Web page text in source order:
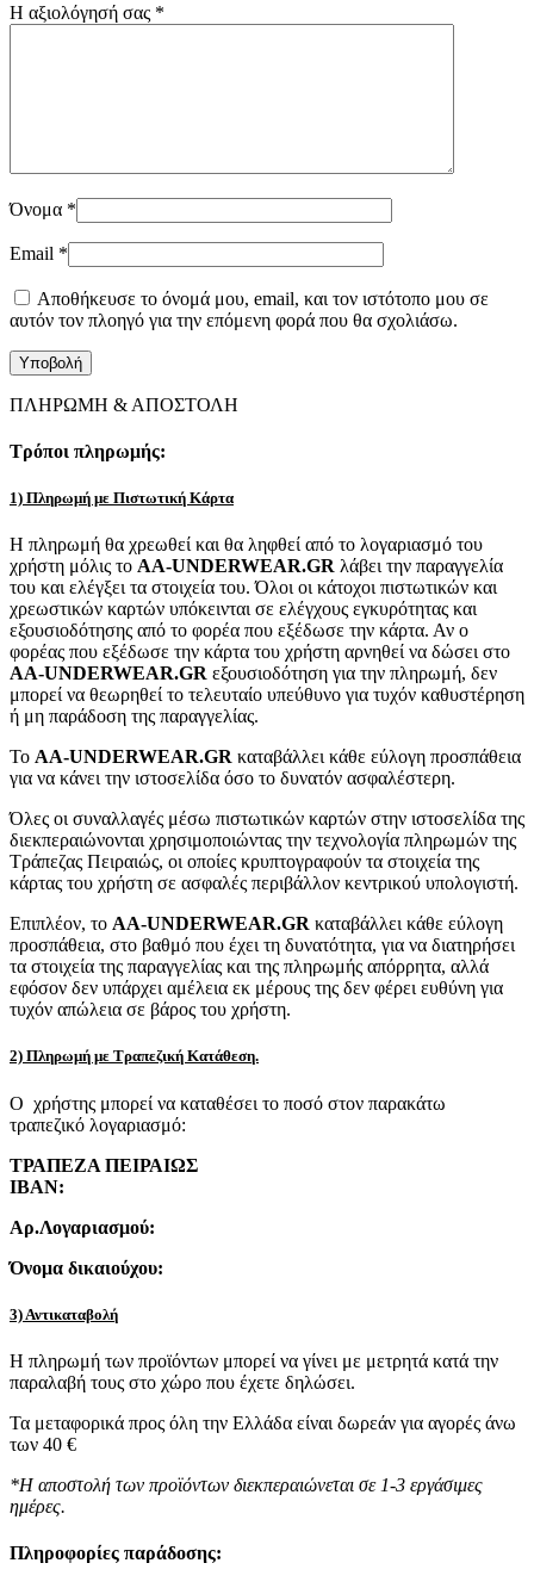
Η αξιολόγησή σας *
Όνομα *
Email *
Αποθήκευσε το όνομά μου, email, και τον ιστότοπο μου σε
αυτόν τον πλοηγό για την επόμενη φορά που θα σχολιάσω.
ΠΛΗΡΩΜΗ & ΑΠΟΣΤΟΛΗ
Τρόποι πληρωμής:
1) Πληρωμή με Πιστωτική Κάρτα
Η πληρωμή θα χρεωθεί και θα ληφθεί από το λογαριασμό του
χρήστη μόλις το AA-UNDERWEAR.GR λάβει την παραγγελία
του και ελέγξει τα στοιχεία του. Όλοι οι κάτοχοι πιστωτικών και
χρεωστικών καρτών υπόκεινται σε ελέγχους εγκυρότητας και
εξουσιοδότησης από το φορέα που εξέδωσε την κάρτα. Αν ο
φορέας που εξέδωσε την κάρτα του χρήστη αρνηθεί να δώσει στο
AA-UNDERWEAR.GR εξουσιοδότηση για την πληρωμή, δεν
μπορεί να θεωρηθεί το τελευταίο υπεύθυνο για τυχόν καθυστέρηση
ή μη παράδοση της παραγγελίας.
Το AA-UNDERWEAR.GR καταβάλλει κάθε εύλογη προσπάθεια
για να κάνει την ιστοσελίδα όσο το δυνατόν ασφαλέστερη.
Όλες οι συναλλαγές μέσω πιστωτικών καρτών στην ιστοσελίδα της
διεκπεραιώνονται χρησιμοποιώντας την τεχνολογία πληρωμών της
Τράπεζας Πειραιώς, οι οποίες κρυπτογραφούν τα στοιχεία της
κάρτας του χρήστη σε ασφαλές περιβάλλον κεντρικού υπολογιστή.
Επιπλέον, το AA-UNDERWEAR.GR καταβάλλει κάθε εύλογη
προσπάθεια, στο βαθμό που έχει τη δυνατότητα, για να διατηρήσει
τα στοιχεία της παραγγελίας και της πληρωμής απόρρητα, αλλά
εφόσον δεν υπάρχει αμέλεια εκ μέρους της δεν φέρει ευθύνη για
τυχόν απώλεια σε βάρος του χρήστη.
2) Πληρωμή με Τραπεζική Κατάθεση.
Ο χρήστης μπορεί να καταθέσει το ποσό στον παρακάτω
τραπεζικό λογαριασμό:
ΤΡΑΠΕΖΑ ΠΕΙΡΑΙΩΣ
IBAN:
Αρ.Λογαριασμού:
Όνομα δικαιούχου:
3) Αντικαταβολή
Η πληρωμή των προϊόντων μπορεί να γίνει με μετρητά κατά την
παραλαβή τους στο χώρο που έχετε δηλώσει.
Τα μεταφορικά προς όλη την Ελλάδα είναι δωρεάν για αγορές άνω
των 40 €
*Η αποστολή των προϊόντων διεκπεραιώνεται σε 1-3 εργάσιμες
ημέρες.
Πληροφορίες παράδοσης: